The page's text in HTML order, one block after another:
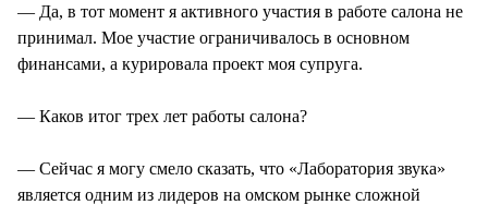
— Да, в тот момент я активного участия в работе салона не
принимал. Мое участие ограничивалось в основном
финансами, а курировала проект моя супруга.
— Каков итог трех лет работы салона?
— Сейчас я могу смело сказать, что «Лаборатория звука»
является одним из лидеров на омском рынке сложной